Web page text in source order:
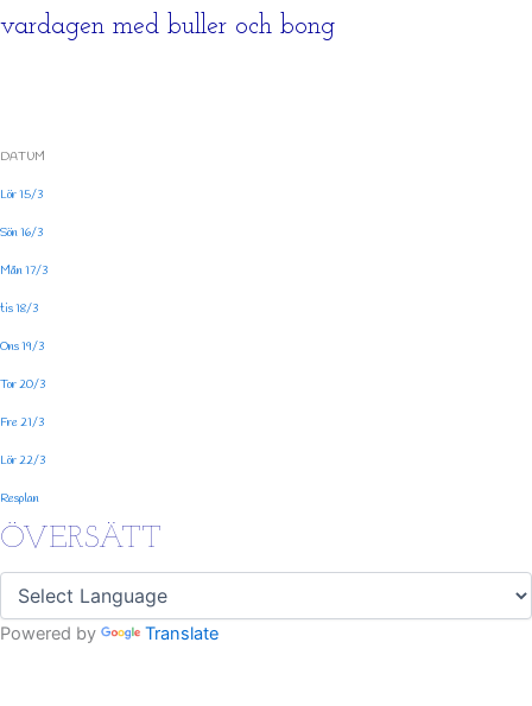
vardagen med buller och bong
DATUM
Lör 15/3
Sön 16/3
Mån 17/3
tis 18/3
Ons 19/3
Tor 20/3
Fre 21/3
Lör 22/3
Resplan
ÖVERSÄTT
Powered by Translate